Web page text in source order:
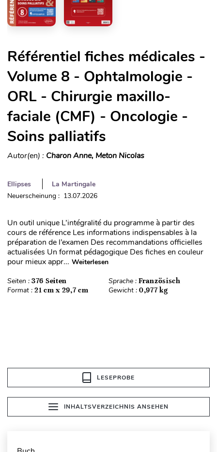
Référentiel fiches médicales -
Volume 8 - Ophtalmologie -
ORL - Chirurgie maxillo-
faciale (CMF) - Oncologie -
Soins palliatifs
Autor(en) : Charon Anne, Meton Nicolas
Ellipses
La Martingale
Neuerscheinung : 13.07.2026
Un outil unique L’intégralité du programme à partir des
cours de référence Les informations indispensables à la
préparation de l’examen Des recommandations officielles
actualisées Un format pédagogique Des fiches en couleur
pour mieux appr... Weiterlesen
Seiten : 376 Seiten Sprache : Französisch
Format : 21 cm x 29,7 cm Gewicht : 0,977 kg
LESEPROBE
INHALTSVERZEICHNIS ANSEHEN